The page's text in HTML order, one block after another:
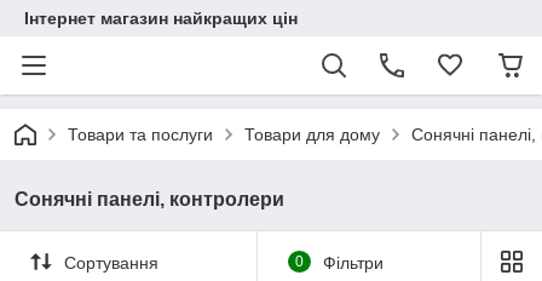
Інтернет магазин найкращих цін
Товари та послуги Товари для дому Сонячні
Сонячні панелі, контролери
Сортування 0 Фільтри